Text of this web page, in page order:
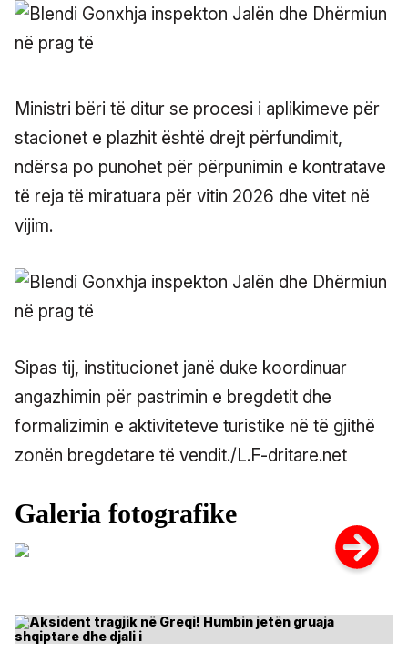
Ministri bëri të ditur se procesi i aplikimeve për
stacionet e plazhit është drejt përfundimit,
ndërsa po punohet për përpunimin e kontratave
të reja të miratuara për vitin 2026 dhe vitet në
vijim.
Sipas tij, institucionet janë duke koordinuar
angazhimin për pastrimin e bregdetit dhe
formalizimin e aktiviteteve turistike në të gjithë
zonën bregdetare të vendit./L.F-dritare.net